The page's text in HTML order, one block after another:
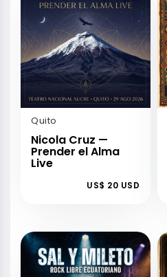
Quito
Nicola Cruz —
Prender el Alma
Live
US$ 20 USD